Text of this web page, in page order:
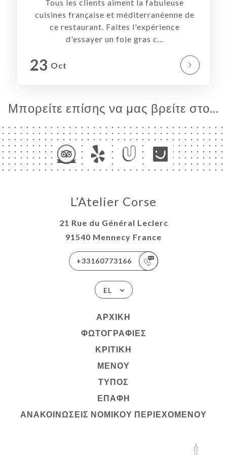
Tous les clients aiment la fabuleuse
cuisines française et méditerranéenne de
ce restaurant. Faites l'expérience
d'essayer un foie gras c...
Oct
23
Μπορείτε επίσης να μας βρείτε στο...
L’Atelier Corse
21 Rue du Général Leclerc
91540 Mennecy France
+33160773166
EL
ΑΡΧΙΚΉ
ΦΩΤΟΓΡΑΦΊΕΣ
ΚΡΙΤΙΚΉ
ΜΕΝΟΎ
ΤΎΠΟΣ
ΕΠΑΦΉ
ΑΝΑΚΟΙΝΏΣΕΙΣ ΝΟΜΙΚΟΎ ΠΕΡΙΕΧΟΜΈΝΟΥ